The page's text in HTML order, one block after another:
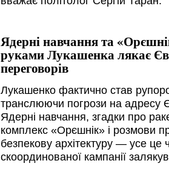
Ядерні навчання та
руками Лукашенка лякає
переговорів
Лукашенко фактично став
транслюючи погрози на адресу
Ядерні навчання, згадки про
комплекс «Орєшнік» і розмови
безпекову архітектуру — усе це
скоординованої кампанії